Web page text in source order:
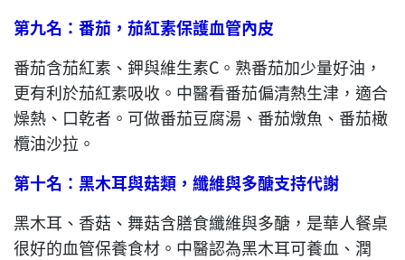
第九名：番茄，茄紅素保護血管內皮
番茄含茄紅素、鉀與維生素C。熟番茄加少量好油，
更有利於茄紅素吸收。中醫看番茄偏清熱生津，適合
燥熱、口乾者。可做番茄豆腐湯、番茄燉魚、番茄橄
欖油沙拉。
第十名：黑木耳與菇類，纖維與多醣支持代謝
黑木耳、香菇、舞菇含膳食纖維與多醣，是華人餐桌
很好的血管保養食材。中醫認為黑木耳可養血、潤